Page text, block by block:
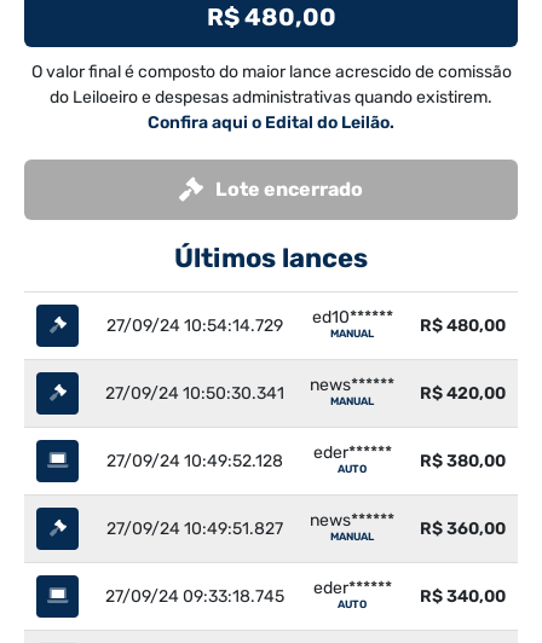
R$ 480,00
O valor final é composto do maior lance acrescido de comissão
do Leiloeiro e despesas administrativas quando existirem.
Confira aqui o Edital do Leilão.
Lote encerrado
Últimos lances
27/09/24 10:54:14.729 ed10******
MANUAL R$ 480,00
27/09/24 10:50:30.341 news******
MANUAL R$ 420,00
27/09/24 10:49:52.128 eder******
AUTO R$ 380,00
27/09/24 10:49:51.827 news******
MANUAL R$ 360,00
27/09/24 09:33:18.745 eder******
AUTO R$ 340,00